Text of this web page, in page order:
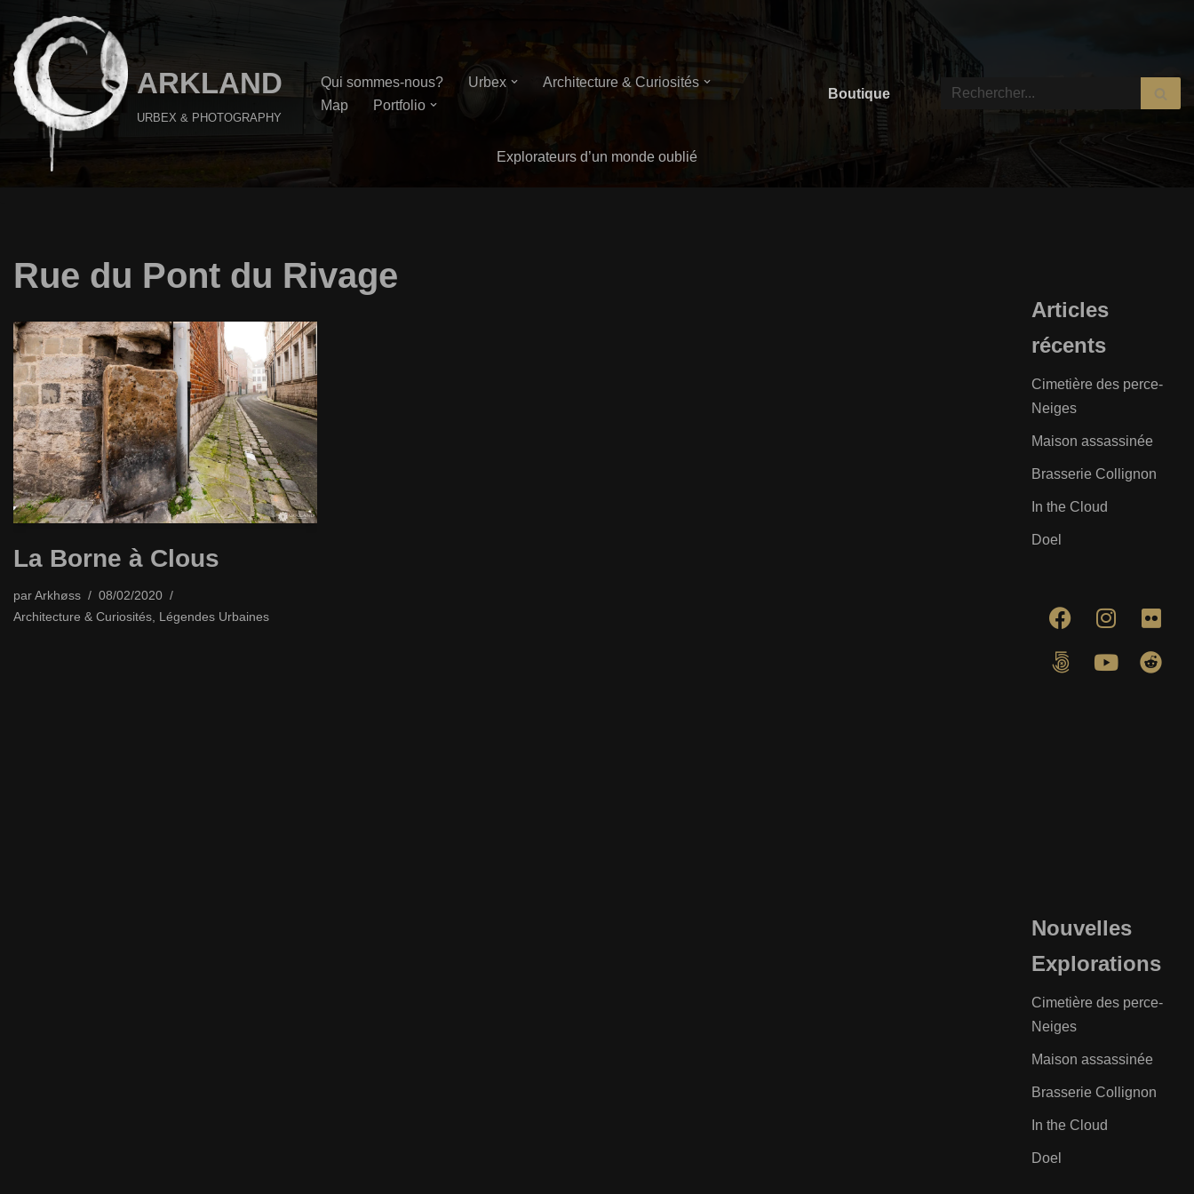
Aller
au
contenu
ARKLAND
URBEX & PHOTOGRAPHY
Qui sommes-nous? Urbex
Architecture & Curiosités
Map
Portfolio
Boutique
Explorateurs d’un monde oublié
Rue du Pont du Rivage
La Borne à Clous
parArkhøss
08/02/2020
Architecture & Curiosités Légendes Urbaines
Articles
récents
Cimetière des perce-
Neiges
Maison assassinée
Brasserie Collignon
In the Cloud
Doel
Nouvelles
Explorations
Cimetière des perce-
Neiges
Maison assassinée
Brasserie Collignon
In the Cloud
Doel